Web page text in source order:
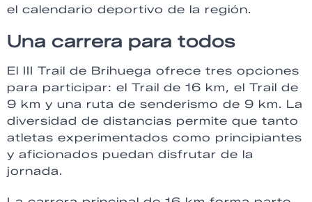
el calendario deportivo de la región.
Una carrera para todos
El III Trail de Brihuega ofrece tres opciones
para participar: el Trail de 16 km, el Trail de
9 km y una ruta de senderismo de 9 km. La
diversidad de distancias permite que tanto
atletas experimentados como principiantes
y aficionados puedan disfrutar de la
jornada.